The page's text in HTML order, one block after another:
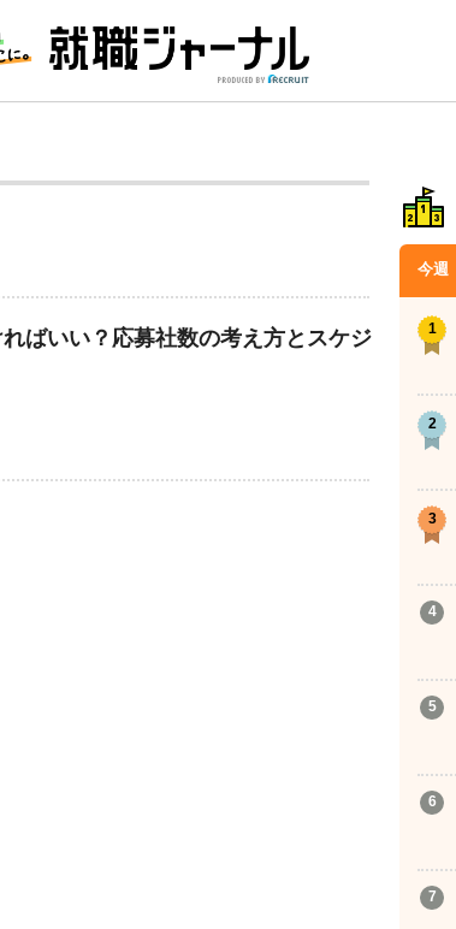
ばいい？応募社数の考え方とスケジ
今週